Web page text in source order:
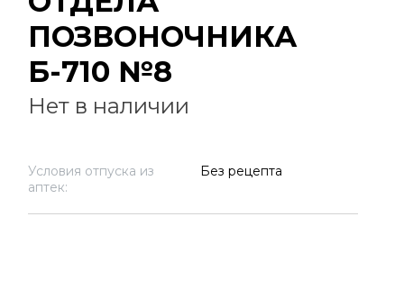
ПОЗВОНОЧНИКА
Б-710 №8
Нет в наличии
Условия отпуска из
аптек:
Без рецепта